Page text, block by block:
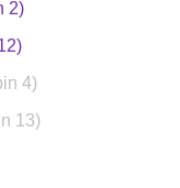
2)
4)
13)